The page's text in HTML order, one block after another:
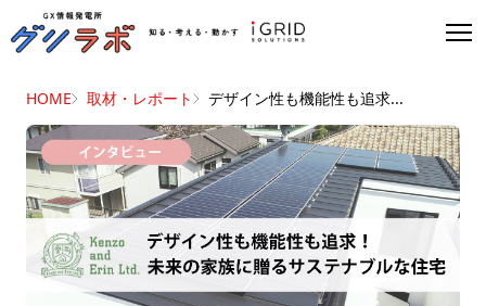
HOME 取材・レポート デザイン性も機能性も追求...